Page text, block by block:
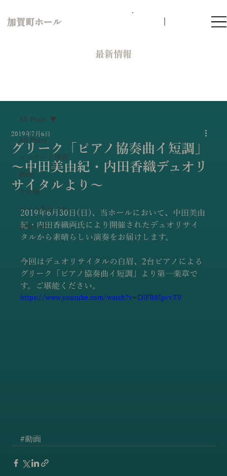
加賀町ホール
​最新情報
All Posts
コンサート情報
動画
その他
ホールあれこれ
お知らせ
All Posts
グリーク「ピアノ協奏曲イ短調」
～中田美由紀・内田香織デュオリ
サイタルより～
2019年7月6日
2019年6月30日(日)、当ホールにおいて、中田美由
紀・内田香織両氏により開催されたデュオリサイ
タルから素晴らしい演奏をお届けします。
今回はデュオリサイタルの白眉、2台ピアノによる
グリーク「ピアノ協奏曲イ短調」より第一楽章で
す。ご堪能ください。
https://www.youtube.com/watch?v=DlFR8IpvvT0
#動画